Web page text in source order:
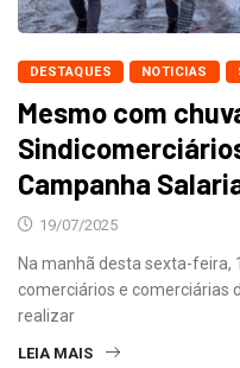
DESTAQUES NOTICIAS
Mesmo com
Campanha
19/07/2025
Na manhã desta sexta-feira,
comerciários e comerciárias
realizar
LEIA MAIS